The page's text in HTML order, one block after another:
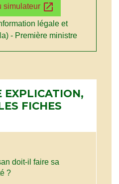
simulateur open_in_new
légale et
- Première ministre
EXPLICATION,
FICHES
doit-il faire sa
?